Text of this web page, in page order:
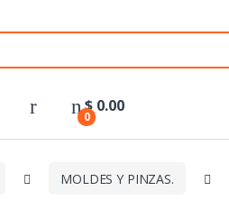
0
$ 0.00
MOLDES Y PINZAS.